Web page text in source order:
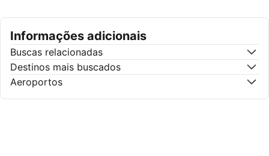
Informações adicionais
Buscas relacionadas
Destinos mais buscados
Aeroportos